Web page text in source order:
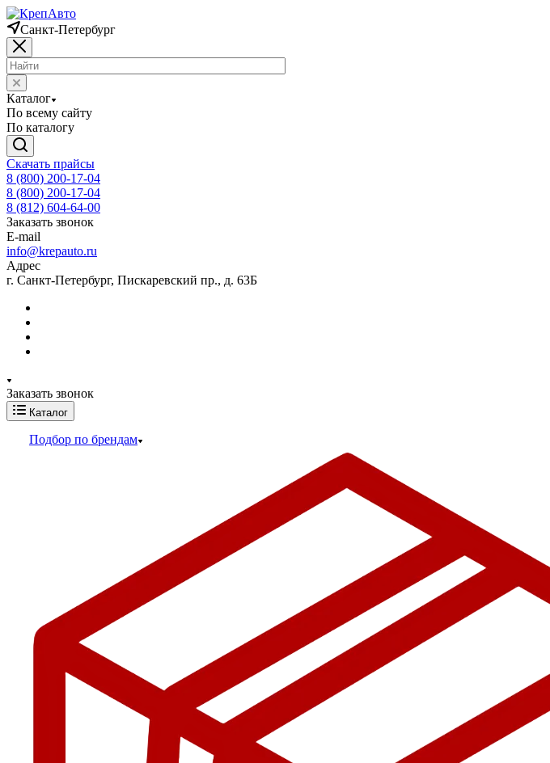
Санкт-Петербург
Каталог
По всему сайту
По каталогу
Скачать прайсы
8 (800) 200-17-04
8 (800) 200-17-04
8 (812) 604-64-00
Заказать звонок
E-mail
info@krepauto.ru
Адрес
г. Санкт-Петербург, Пискаревский пр., д. 63Б
Заказать звонок
Каталог
Подбор по брендам